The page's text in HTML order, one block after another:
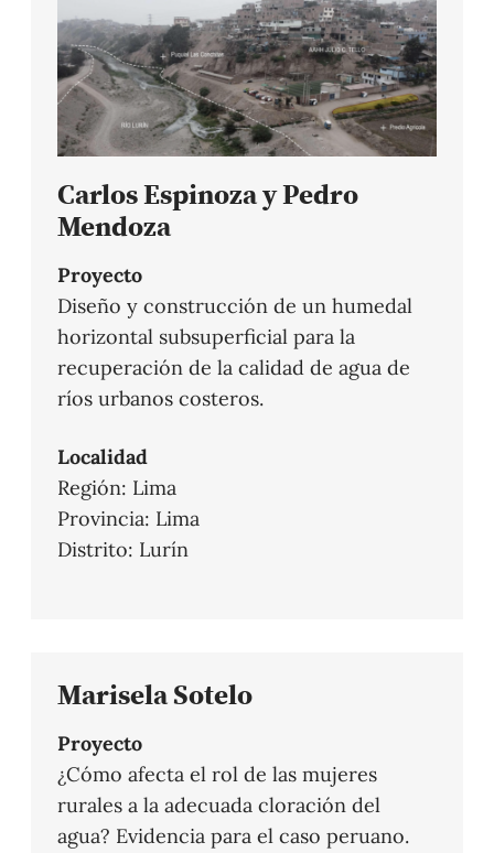
Carlos Espinoza y Pedro
Mendoza
Proyecto
Diseño y construcción de un humedal
horizontal subsuperficial para la
recuperación de la calidad de agua de
ríos urbanos costeros.
Localidad
Región: Lima
Provincia: Lima
Distrito: Lurín
Marisela Sotelo
Proyecto
¿Cómo afecta el rol de las mujeres
rurales a la adecuada cloración del
agua? Evidencia para el caso peruano.